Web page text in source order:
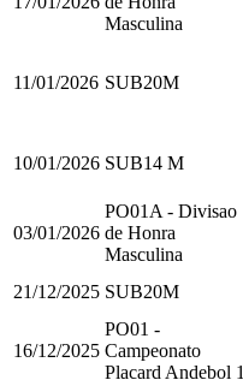
Masculina
11/01/2026 SUB20M
10/01/2026 SUB14 M
03/01/2026
PO01A - Divisao
de Honra
Masculina
21/12/2025 SUB20M
16/12/2025
PO01 -
Campeonato
Placard Andebol 1